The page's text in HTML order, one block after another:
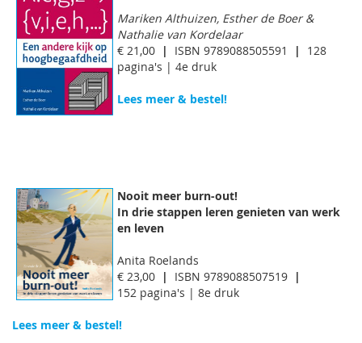
Mariken Althuizen, Esther de Boer &
Nathalie van Kordelaar
€ 21,00 | ISBN 9789088505591 |
128
pagina's | 4e druk
Lees meer & bestel!
Nooit meer burn-out!
In drie stappen leren genieten van werk
en leven
Anita Roelands
€ 23,00 | ISBN 9789088507519 |
152 pagina's | 8e druk
Lees meer & bestel!